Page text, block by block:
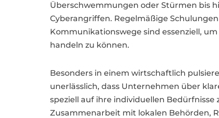
Überschwemmungen oder Stürmen bis
Cyberangriffen. Regelmäßige
Kommunikationswege sind essenziell,
handeln zu können.
Besonders in einem wirtschaftlich
unerlässlich, dass Unternehmen über
speziell auf ihre individuellen Bedürfnisse
Zusammenarbeit mit lokalen Behörden,